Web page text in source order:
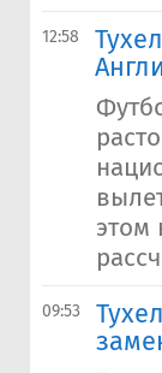
12:58
этом
09:53